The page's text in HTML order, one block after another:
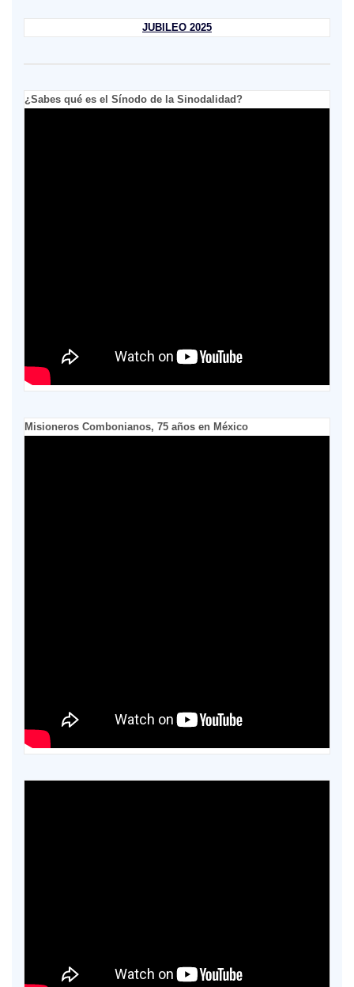
JUBILEO 2025
¿Sabes qué es el Sínodo de la Sinodalidad?
Misioneros Combonianos, 75 años en México